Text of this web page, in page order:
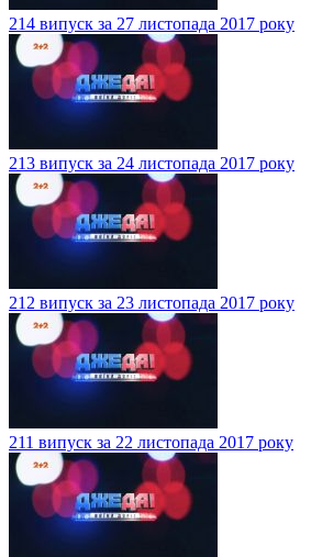
214 випуск за 27 листопада 2017 року
213 випуск за 24 листопада 2017 року
212 випуск за 23 листопада 2017 року
211 випуск за 22 листопада 2017 року